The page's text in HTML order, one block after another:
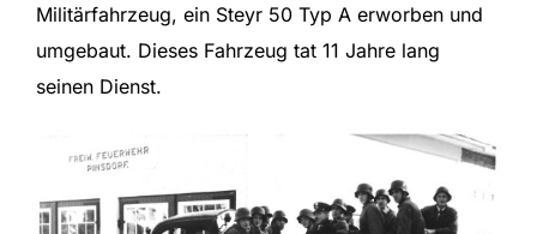
Militärfahrzeug, ein Steyr 50 Typ A erworben und
umgebaut. Dieses Fahrzeug tat 11 Jahre lang
seinen Dienst.